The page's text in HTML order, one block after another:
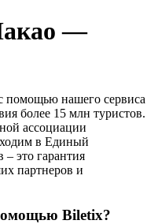
—
помощью нашего сервиса
более 15 млн туристов.
ассоциации
в Единый
– это гарантия
партнеров и
Biletix?